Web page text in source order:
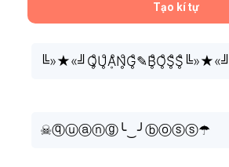
Tạo kí tự
╚»★«╝Q̥ͦU̥ͦḀͦN̥ͦG̥ͦ✎B̥ͦO̥ͦS̥ͦS̥ͦ╚»★«╝
☠ⓠⓤⓐⓝⓖ╰‿╯ⓑⓞⓢⓢ☂